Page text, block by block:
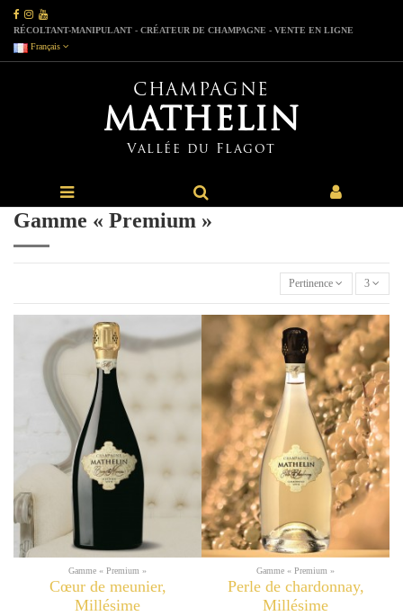
RÉCOLTANT-MANIPULANT - CRÉATEUR DE CHAMPAGNE - VENTE EN LIGNE
Français
CHAMPAGNE
MATHELIN
Vallée du Flagot
Gamme « Premium »
Pertinence 3
Gamme « Premium »
Cœur de meunier,
Millésime
Gamme « Premium »
Perle de chardonnay,
Millésime